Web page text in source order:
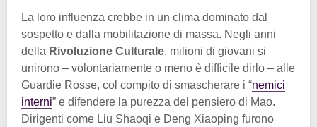
La loro influenza crebbe in un clima dominato dal
sospetto e dalla mobilitazione di massa. Negli anni
della Rivoluzione Culturale, milioni di giovani si
unirono – volontariamente o meno è difficile dirlo – alle
Guardie Rosse, col compito di smascherare i “nemici
interni” e difendere la purezza del pensiero di Mao.
Dirigenti come Liu Shaoqi e Deng Xiaoping furono